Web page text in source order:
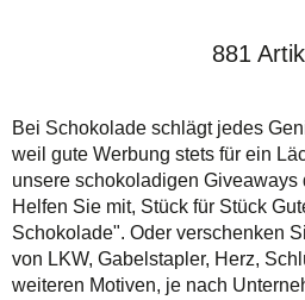
881
Bei Schokolade schlägt jedes
weil gute Werbung stets für ein
unsere schokoladigen
Helfen Sie mit, Stück für Stück
Schokolade". Oder verschenken
von LKW, Gabelstapler, Herz,
weiteren Motiven, je nach